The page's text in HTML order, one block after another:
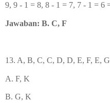
9, 9 - 1 = 8, 8 - 1 = 7, 7 - 1 = 6
Jawaban: B. C, F
13. A, B, C, C, D, D, E, F, E,
A. F, K
B. G, K